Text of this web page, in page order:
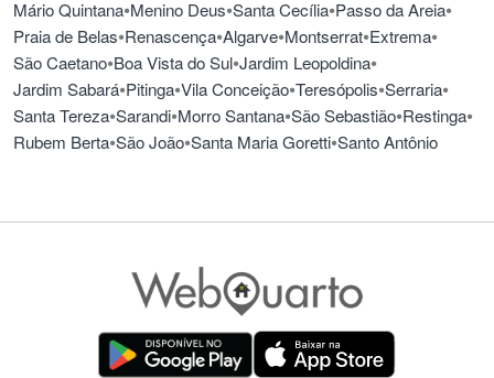
Mário Quintana•Menino Deus•Santa Cecília•Passo da Areia•
Praia de Belas•Renascença•Algarve•Montserrat•Extrema•
São Caetano•Boa Vista do Sul•Jardim Leopoldina•
Jardim Sabará•Pitinga•Vila Conceição•Teresópolis•Serraria•
Santa Tereza•Sarandi•Morro Santana•São Sebastião•Restinga•
Rubem Berta•São João•Santa Maria Goretti•Santo Antônio